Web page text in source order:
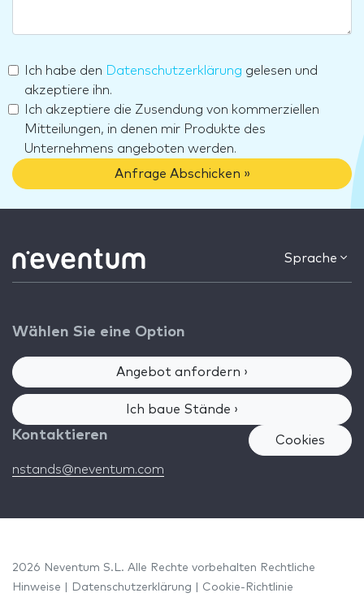
Ich habe den Datenschutzerklärung gelesen und
akzeptiere ihn.
Ich akzeptiere die Zusendung von kommerziellen
Mitteilungen, in denen mir Produkte des
Unternehmens angeboten werden.
Anfrage Abschicken »
Sprache
Wählen Sie eine Option
Angebot anfordern ›
Ich baue Stände ›
Kontaktieren
nstands@neventum.com
Cookies
2026 Neventum S.L. Alle Rechte vorbehalten Rechtliche
Hinweise
Datenschutzerklärung Cookie-Richtlinie